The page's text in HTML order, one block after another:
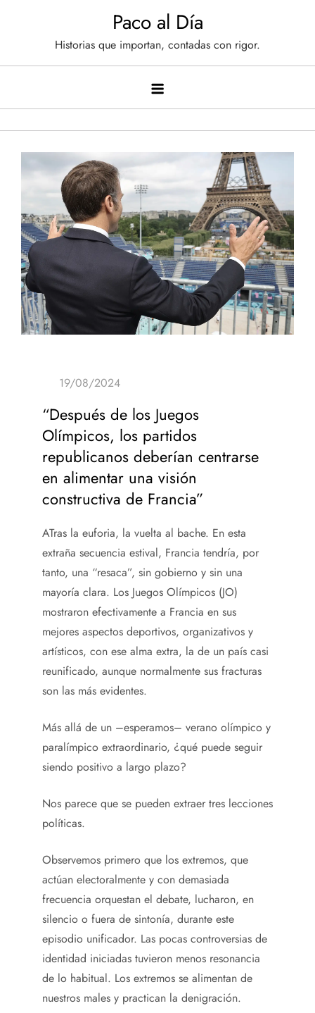
Paco al Día
Historias que importan, contadas con rigor.
“Después de los Juegos
Olímpicos, los partidos
republicanos deberían centrarse
en alimentar una visión
constructiva de Francia”
ATras la euforia, la vuelta al bache. En esta
extraña secuencia estival, Francia tendría, por
tanto, una “resaca”, sin gobierno y sin una
mayoría clara. Los Juegos Olímpicos (JO)
mostraron efectivamente a Francia en sus
mejores aspectos deportivos, organizativos y
artísticos, con ese alma extra, la de un país casi
reunificado, aunque normalmente sus fracturas
son las más evidentes.
Más allá de un –esperamos– verano olímpico y
paralímpico extraordinario, ¿qué puede seguir
siendo positivo a largo plazo?
Nos parece que se pueden extraer tres lecciones
políticas.
Observemos primero que los extremos, que
actúan electoralmente y con demasiada
frecuencia orquestan el debate, lucharon, en
silencio o fuera de sintonía, durante este
episodio unificador. Las pocas controversias de
identidad iniciadas tuvieron menos resonancia
de lo habitual. Los extremos se alimentan de
nuestros males y practican la denigración.